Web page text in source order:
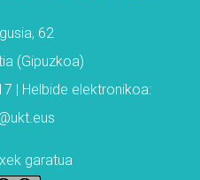
62
(Gipuzkoa)
| Helbide elektronikoa:
garatua